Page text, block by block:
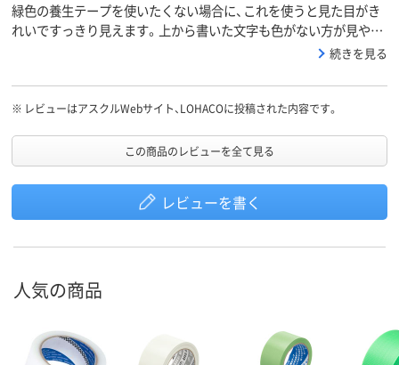
緑色の養生テープを使いたくない場合に、これを使うと見た目がき
れいですっきり見えます。上から書いた文字も色がない方が見やす
続きを見る
※ レビューはアスクルWebサイト、LOHACOに投稿された内容です。
この商品のレビューを全て見る
レビューを書く
人気の商品